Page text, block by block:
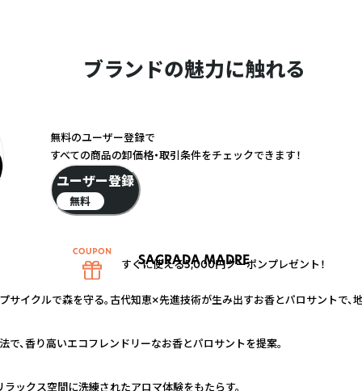
ブランドの魅力に触れる
SAGRADA MADRE
サイクルで森を守る。古代知恵×先進技術が生み出すお香とパロサントで、
、香り高いエコフレンドリーなお香とパロサントを提案。
ックス空間に洗練されたアロマ体験をもたらす。
無料のユーザー登録で
すべての商品の卸価格・取引条件をチェックできます！
ユーザー登録
無料
すぐに使える5,000円クーポンプレゼント！